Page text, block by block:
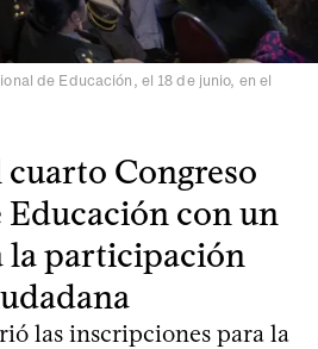
de Educación, el 18 de junio, en el
cuarto Congreso
con un
la participación
las inscripciones para la